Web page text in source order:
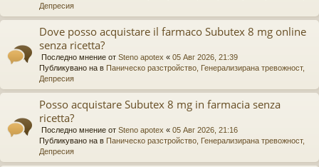
Депресия
Dove posso acquistare il farmaco Subutex 8 mg online
senza ricetta?
Последно мнение от Steno apotex « 05 Авг 2026, 21:39
Публикувано на в Паническо разстройство, Генерализирана тревожност,
Депресия
Posso acquistare Subutex 8 mg in farmacia senza
ricetta?
Последно мнение от Steno apotex « 05 Авг 2026, 21:16
Публикувано на в Паническо разстройство, Генерализирана тревожност,
Депресия